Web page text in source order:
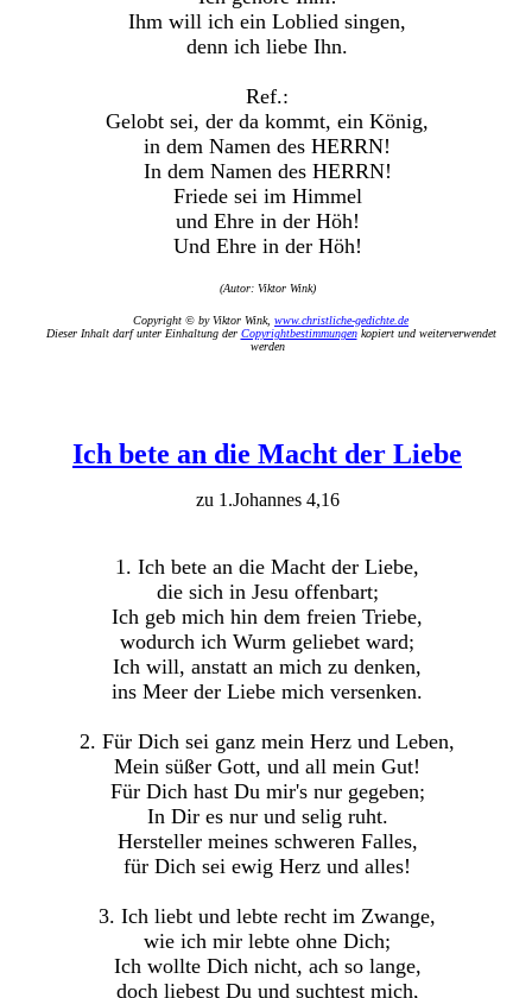
Ihm will ich ein Loblied singen,
denn ich liebe Ihn.
Ref.:
Gelobt sei, der da kommt, ein König,
in dem Namen des HERRN!
In dem Namen des HERRN!
Friede sei im Himmel
und Ehre in der Höh!
Und Ehre in der Höh!
(Autor: Viktor Wink)
Copyright © by Viktor Wink, www.christliche-gedichte.de
Dieser Inhalt darf unter Einhaltung der Copyrightbestimmungenkopiert und weiterverwendet
werden
Ich bete an die Macht der Liebe
zu 1.Johannes 4,16
1. Ich bete an die Macht der Liebe,
die sich in Jesu offenbart;
Ich geb mich hin dem freien Triebe,
wodurch ich Wurm geliebet ward;
Ich will, anstatt an mich zu denken,
ins Meer der Liebe mich versenken.
2. Für Dich sei ganz mein Herz und Leben,
Mein süßer Gott, und all mein Gut!
Für Dich hast Du mir's nur gegeben;
In Dir es nur und selig ruht.
Hersteller meines schweren Falles,
für Dich sei ewig Herz und alles!
3. Ich liebt und lebte recht im Zwange,
wie ich mir lebte ohne Dich;
Ich wollte Dich nicht, ach so lange,
doch liebest Du und suchtest mich,